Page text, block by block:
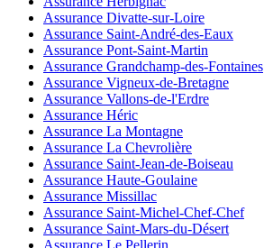
Assurance Divatte-sur-Loire
Assurance Saint-André-des-Eaux
Assurance Pont-Saint-Martin
Assurance Grandchamp-des-Fontaines
Assurance Vigneux-de-Bretagne
Assurance Vallons-de-l'Erdre
Assurance Héric
Assurance La Montagne
Assurance La Chevrolière
Assurance Saint-Jean-de-Boiseau
Assurance Haute-Goulaine
Assurance Missillac
Assurance Saint-Michel-Chef-Chef
Assurance Saint-Mars-du-Désert
Assurance Le Pellerin